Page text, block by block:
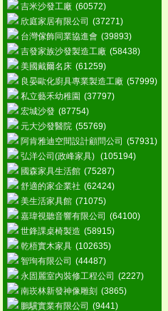
吉米沙發工廠 (60572)
欣庭家居有限公司 (37271)
台灣傢飾同業協進會 (39893)
吉發家族沙發製造工廠 (58438)
美國戴爾名床 (61259)
良晏歐化廚具專業製造工廠 (57999)
私立藝禾幼稚園 (37797)
宏城沙發 (87754)
元大沙發醫院 (55769)
阿肯雅迪空間設計顧問公司 (57931)
弘洋公司(政峰家具) (105194)
國森家具生活館 (75287)
舒適的家企業社 (62424)
美生活家具館 (71075)
嘉瑋視聽音響有限公司 (64100)
世鋒課桌椅製造 (58915)
乾梧實木家具 (102635)
智珣有限公司 (44487)
永固麗室內裝修工程公司 (2227)
南崁林新發神像雕刻 (3865)
鵬驥實業有限公司 (9441)